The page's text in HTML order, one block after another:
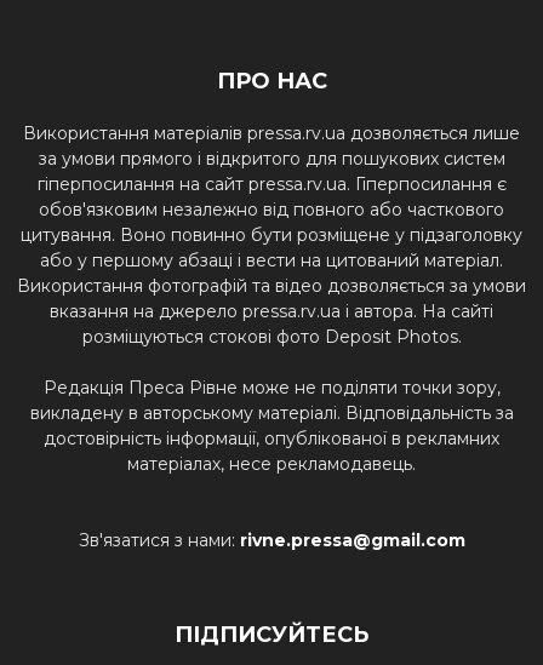
ПРО НАС
Використання матеріалів pressa.rv.ua дозволяється лише
за умови прямого і відкритого для пошукових систем
гіперпосилання на сайт pressa.rv.ua. Гіперпосилання є
обов'язковим незалежно від повного або часткового
цитування. Воно повинно бути розміщене у підзаголовку
або у першому абзаці і вести на цитований матеріал.
Використання фотографій та відео дозволяється за умови
вказання на джерело pressa.rv.ua і автора. На сайті
розміщуються стокові фото Deposit Photos.
Редакція Преса Рівне може не поділяти точки зору,
викладену в авторському матеріалі. Відповідальність за
достовірність інформації, опублікованої в рекламних
матеріалах, несе рекламодавець.
Зв'язатися з нами: rivne.pressa@gmail.com
ПІДПИСУЙТЕСЬ